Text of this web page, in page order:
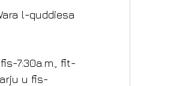
l-quddiesa
7:30a.m., fit-
u fis-